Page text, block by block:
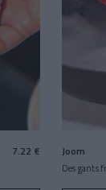
7.22 € Joom
Des gants